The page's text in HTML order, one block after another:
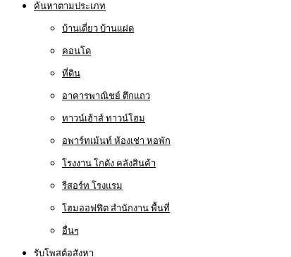
ค้นหาตามประเภท
บ้านเดี่ยว บ้านแฝด
คอนโด
ที่ดิน
อาคารพาณิชย์ ตึกแถว
ทาวน์เฮ้าส์ ทาวน์โฮม
อพาร์ทเม้นท์ ห้องเช่า หอพัก
โรงงาน โกดัง คลังสินค้า
รีสอร์ท โรงแรม
โฮมออฟฟิต สำนักงาน พื้นที่
อื่นๆ
รับโพสต์อสังหา